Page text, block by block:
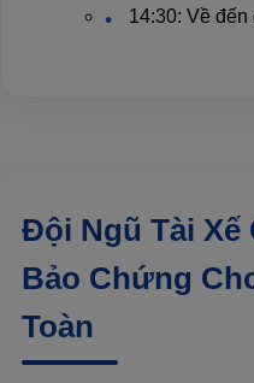
14:30: Về
Đội Ngũ Tài Xế
Bảo Chứng
Toàn